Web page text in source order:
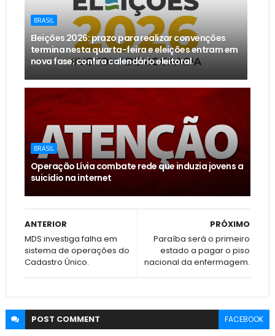
BRASIL
Eleições 2026: prazo para realizar convenções
termina nesta quarta-feira e eleições entram em
nova fase; confira calendário eleitoral.
BRASIL
Operação Lívia combate rede que induzia jovens a
suicídio na internet
PRÓXIMO
Paraíba será o primeiro
estado a pagar o piso
nacional da enfermagem.
ANTERIOR
MDS investiga falha em
sistema de operações do
Cadastro Único.
POST COMMENT FACEBOOK